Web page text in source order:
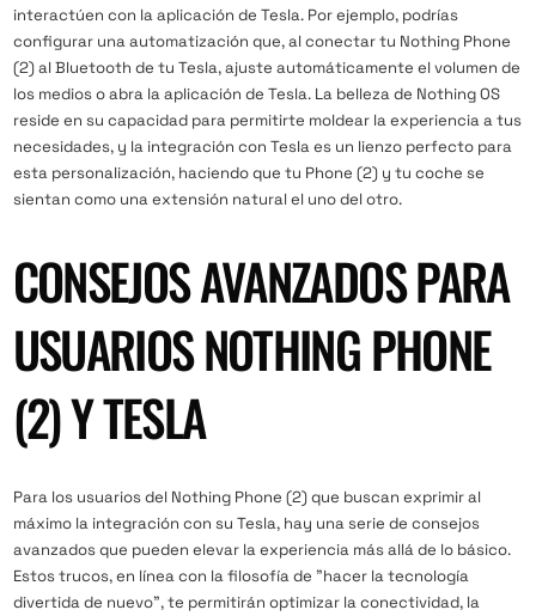
interactúen con la aplicación de Tesla. Por ejemplo, podrías
configurar una automatización que, al conectar tu Nothing Phone
(2) al Bluetooth de tu Tesla, ajuste automáticamente el volumen de
los medios o abra la aplicación de Tesla. La belleza de Nothing OS
reside en su capacidad para permitirte moldear la experiencia a tus
necesidades, y la integración con Tesla es un lienzo perfecto para
esta personalización, haciendo que tu Phone (2) y tu coche se
sientan como una extensión natural el uno del otro.
CONSEJOS AVANZADOS PARA
USUARIOS NOTHING PHONE
(2) Y TESLA
Para los usuarios del Nothing Phone (2) que buscan exprimir al
máximo la integración con su Tesla, hay una serie de consejos
avanzados que pueden elevar la experiencia más allá de lo básico.
Estos trucos, en línea con la filosofía de "hacer la tecnología
divertida de nuevo", te permitirán optimizar la conectividad, la